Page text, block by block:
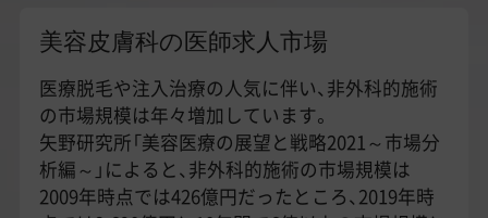
美容皮膚科の医師求人市場
医療脱毛や注入治療の人気に伴い、非外科的施術
の市場規模は年々増加しています。
矢野研究所「美容医療の展望と戦略2021～市場分
析編～」によると、非外科的施術の市場規模は
2009年時点では426億円だったところ、2019年時